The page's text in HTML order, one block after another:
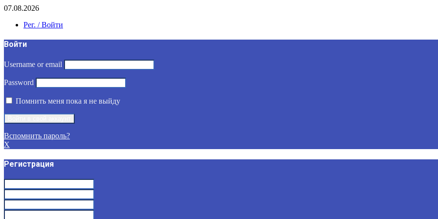
07.08.2026
Рег. / Войти
Войти
Username or email
Password
Помнить меня пока я не выйду
Вспомнить пароль?
X
Регистрация